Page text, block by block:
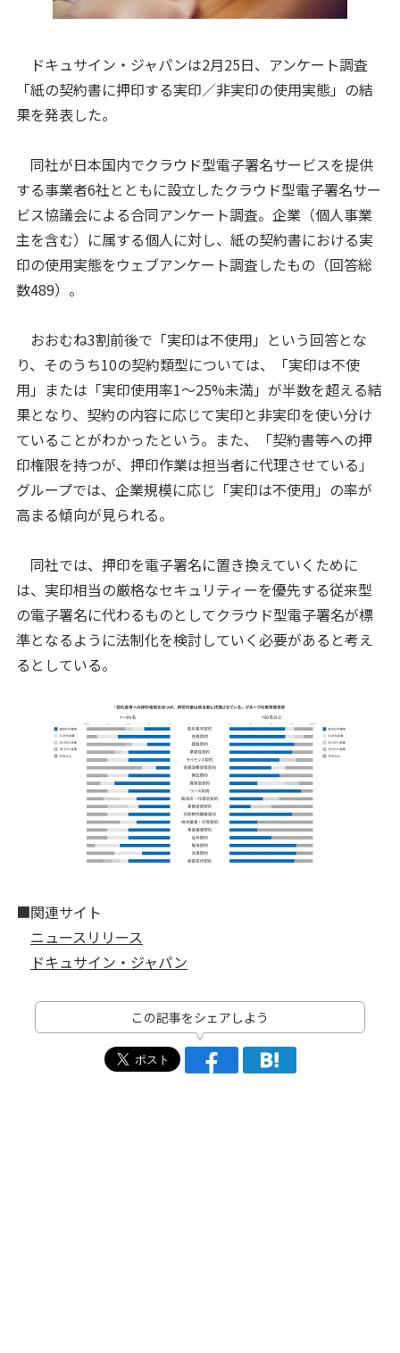
ドキュサイン・ジャパンは2月25日、アンケート調査
「紙の契約書に押印する実印／非実印の使用実態」の結
果を発表した。
同社が日本国内でクラウド型電子署名サービスを提供
する事業者6社とともに設立したクラウド型電子署名サー
ビス協議会による合同アンケート調査。企業（個人事業
主を含む）に属する個人に対し、紙の契約書における実
印の使用実態をウェブアンケート調査したもの（回答総
数489）。
おおむね3割前後で「実印は不使用」という回答とな
り、そのうち10の契約類型については、「実印は不使
用」または「実印使用率1～25%未満」が半数を超える結
果となり、契約の内容に応じて実印と非実印を使い分け
ていることがわかったという。また、「契約書等への押
印権限を持つが、押印作業は担当者に代理させている」
グループでは、企業規模に応じ「実印は不使用」の率が
高まる傾向が見られる。
同社では、押印を電子署名に置き換えていくために
は、実印相当の厳格なセキュリティーを優先する従来型
の電子署名に代わるものとしてクラウド型電子署名が標
準となるように法制化を検討していく必要があると考え
るとしている。
■関連サイト
ニュースリリース
ドキュサイン・ジャパン
この記事をシェアしよう